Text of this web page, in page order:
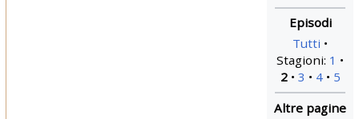
Tutti
Stagioni: 1
2
3 4 5